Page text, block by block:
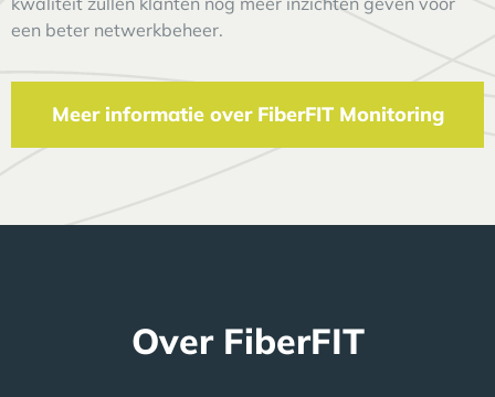
een beter netwerkbeheer.
Meer informatie over FiberFIT Monitoring
Over FiberFIT
Meer lezen